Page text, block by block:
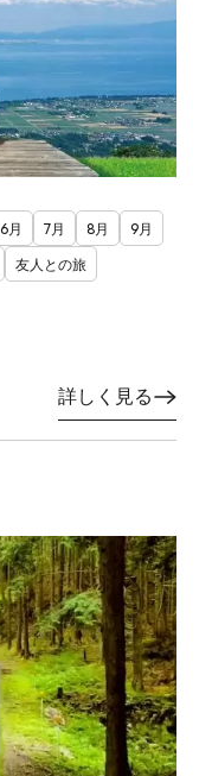
6月 7月 8月
9月
友人との旅
詳しく見る